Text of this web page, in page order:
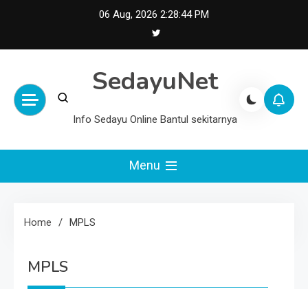
06 Aug, 2026 2:28:45 PM
SedayuNet
Info Sedayu Online Bantul sekitarnya
Menu
Home MPLS
MPLS